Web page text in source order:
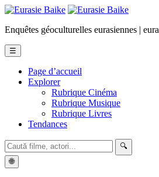
Enquêtes géoculturelles eurasiennes |
☰
Page d’accueil
Explorer
Rubrique Cinéma
Rubrique Musique
Rubrique Livres
Tendances
🔍
🌐